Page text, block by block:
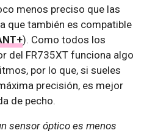
menos preciso que las
que también es compatible
). Como todos los
del FR735XT funciona algo
por lo que, si sueles
precisión, es mejor
de pecho.
sensor óptico es menos